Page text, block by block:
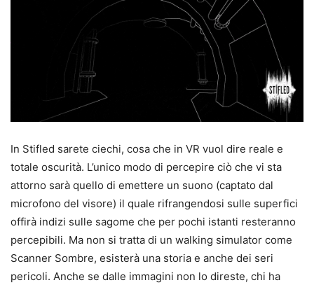
In Stifled sarete ciechi, cosa che in VR vuol dire reale e
totale oscurità. L’unico modo di percepire ciò che vi sta
attorno sarà quello di emettere un suono (captato dal
microfono del visore) il quale rifrangendosi sulle superfici
offirà indizi sulle sagome che per pochi istanti resteranno
percepibili. Ma non si tratta di un walking simulator come
Scanner Sombre, esisterà una storia e anche dei seri
pericoli. Anche se dalle immagini non lo direste, chi ha